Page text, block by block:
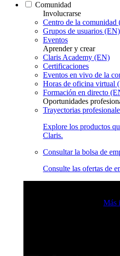
Comunidad
Involucrarse
Centro de la comunidad
Grupos de usuarios (EN)
Eventos
Aprender y crear
Claris Academy (EN)
Certificaciones
Eventos en vivo de la
Horas de oficina virtual
Formación en directo
Oportunidades
Trayectorias
Explore los productos
Claris.
Consultar la bolsa de
Consulte las ofertas de
Más